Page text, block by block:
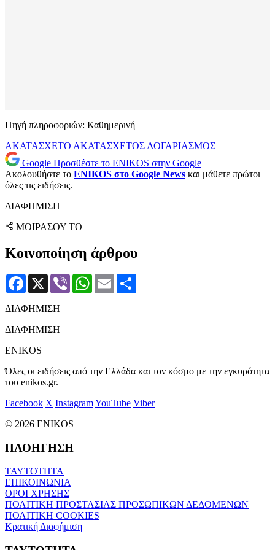
Πηγή πληροφοριών: Καθημερινή
ΑΚΑΤΑΣΧΕΤΟ ΑΚΑΤΑΣΧΕΤΟΣ ΛΟΓΑΡΙΑΣΜΟΣ
Google Προσθέστε το ENIKOS στην Google
Ακολουθήστε το ENIKOS στο Google News και μάθετε πρώτοι
όλες τις ειδήσεις.
ΔΙΑΦΗΜΙΣΗ
ΜΟΙΡΑΣΟΥ ΤΟ
Κοινοποίηση άρθρου
Facebook
X Viber WhatsApp
Email
ΔΙΑΦΗΜΙΣΗ
ΔΙΑΦΗΜΙΣΗ
ENIKOS
Όλες οι ειδήσεις από την Ελλάδα και τον κόσμο με την εγκυρότητα
του enikos.gr.
Facebook X InstagramYouTube Viber
© 2026 ENIKOS
ΠΛΟΗΓΗΣΗ
ΤΑΥΤΟΤΗΤΑ
ΕΠΙΚΟΙΝΩΝΙΑ
ΟΡΟΙ ΧΡΗΣΗΣ
ΠΟΛΙΤΙΚΗ ΠΡΟΣΤΑΣΙΑΣ ΠΡΟΣΩΠΙΚΩΝ ΔΕΔΟΜΕΝΩΝ
ΠΟΛΙΤΙΚΗ COOKIES
Κρατική Διαφήμιση